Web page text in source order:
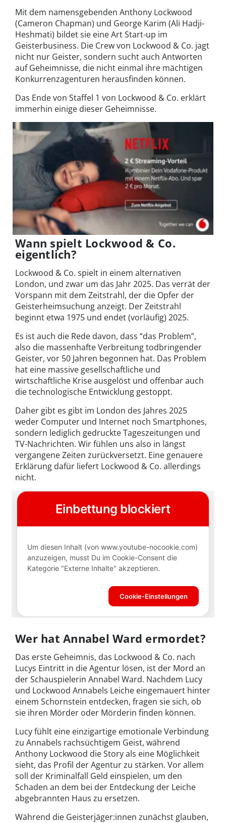
Mit dem namensgebenden Anthony Lockwood
(Cameron Chapman) und George Karim (Ali Hadji-
Heshmati) bildet sie eine Art Start-up im
Geisterbusiness. Die Crew von Lockwood & Co. jagt
nicht nur Geister, sondern sucht auch Antworten
auf Geheimnisse, die nicht einmal ihre mächtigen
Konkurrenzagenturen herausfinden können.
Das Ende von Staffel 1 von Lockwood & Co. erklärt
immerhin einige dieser Geheimnisse.
Wann spielt Lockwood & Co.
eigentlich?
Lockwood & Co. spielt in einem alternativen
London, und zwar um das Jahr 2025. Das verrät der
Vorspann mit dem Zeitstrahl, der die Opfer der
Geisterheimsuchung anzeigt. Der Zeitstrahl
beginnt etwa 1975 und endet (vorläufig) 2025.
Es ist auch die Rede davon, dass “das Problem”,
also die massenhafte Verbreitung todbringender
Geister, vor 50 Jahren begonnen hat. Das Problem
hat eine massive gesellschaftliche und
wirtschaftliche Krise ausgelöst und offenbar auch
die technologische Entwicklung gestoppt.
Daher gibt es gibt im London des Jahres 2025
weder Computer und Internet noch Smartphones,
sondern lediglich gedruckte Tageszeitungen und
TV-Nachrichten. Wir fühlen uns also in längst
vergangene Zeiten zurückversetzt. Eine genauere
Erklärung dafür liefert Lockwood & Co. allerdings
nicht.
Wer hat Annabel Ward ermordet?
Das erste Geheimnis, das Lockwood & Co. nach
Lucys Eintritt in die Agentur lösen, ist der Mord an
der Schauspielerin Annabel Ward. Nachdem Lucy
und Lockwood Annabels Leiche eingemauert hinter
einem Schornstein entdecken, fragen sie sich, ob
sie ihren Mörder oder Mörderin finden können.
Lucy fühlt eine einzigartige emotionale Verbindung
zu Annabels rachsüchtigem Geist, während
Anthony Lockwood die Story als eine Möglichkeit
sieht, das Profil der Agentur zu stärken. Vor allem
soll der Kriminalfall Geld einspielen, um den
Schaden an dem bei der Entdeckung der Leiche
abgebrannten Haus zu ersetzen.
Während die Geisterjäger:innen zunächst glauben,